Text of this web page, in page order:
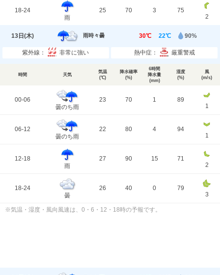
18-24
雨
25 70 3
75
2
13日(木) 雨時々曇 30℃ 22℃ 90%
紫外線： 非常に強い 熱中症： 厳重警戒
時間 天気
気温
(℃)
降水確率
(%)
6時間
降水量
(mm)
湿度
(%)
風
(m/s)
00-06
曇のち雨
23 70 1
89
1
06-12
曇のち雨
22 80 4
94
1
12-18
雨
27 90 15
71
2
18-24
曇
26 40 0
79
3
※気温・湿度・風向風速は、0・6・12・18時の予報です。